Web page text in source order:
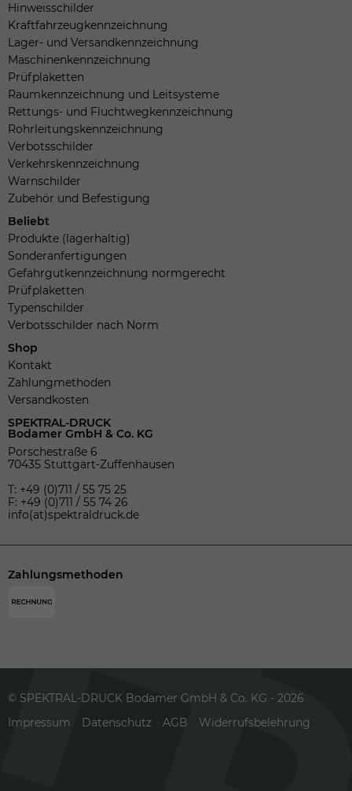
Hinweisschilder
Kraftfahrzeugkennzeichnung
Lager- und Versandkennzeichnung
Maschinenkennzeichnung
Prüfplaketten
Raumkennzeichnung und Leitsysteme
Rettungs- und Fluchtwegkennzeichnung
Rohrleitungskennzeichnung
Verbotsschilder
Verkehrskennzeichnung
Warnschilder
Zubehör und Befestigung
Beliebt
Produkte (lagerhaltig)
Sonderanfertigungen
Gefahrgutkennzeichnung normgerecht
Prüfplaketten
Typenschilder
Verbotsschilder nach Norm
Shop
Kontakt
Zahlungmethoden
Versandkosten
SPEKTRAL-DRUCK
Bodamer GmbH & Co. KG
Porschestraße 6
70435 Stuttgart-Zuffenhausen
T: +49 (0)711 / 55 75 25
F: +49 (0)711 / 55 74 26
info(at)spektraldruck.de
Zahlungsmethoden
© SPEKTRAL-DRUCK Bodamer GmbH & Co. KG - 2026
Impressum
Datenschutz AGB Widerrufsbelehrung